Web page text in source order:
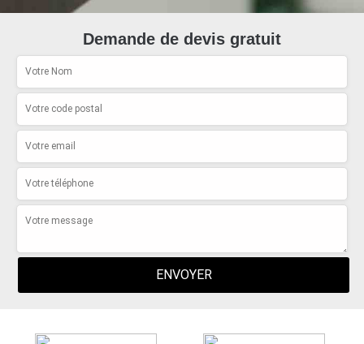
Demande de devis gratuit